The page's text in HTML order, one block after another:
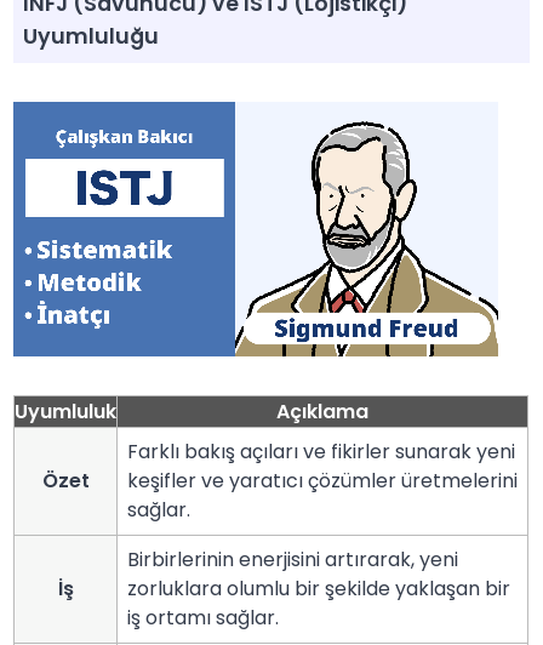
Uyumluluğu
Uyumluluk Açıklama
Özet
Farklı bakış açıları ve fikirler sunarak yeni
keşifler ve yaratıcı çözümler üretmelerini
sağlar.
İş
Birbirlerinin enerjisini artırarak, yeni
zorluklara olumlu bir şekilde yaklaşan bir
iş ortamı sağlar.